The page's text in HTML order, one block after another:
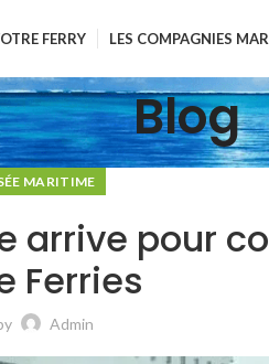
FERRY LES COMPAGNIES
Blog
MARITIME
arrive pour
Ferries
Admin